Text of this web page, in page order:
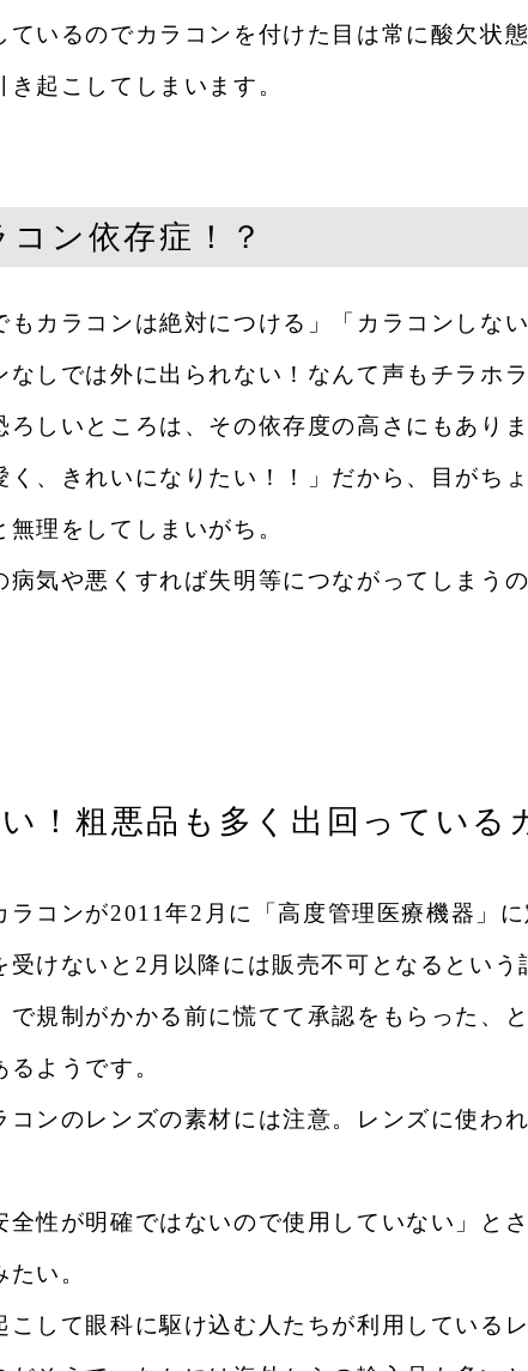
ているのでカラコンを付けた目は常に酸欠状
き起こしてしまいます。
ン依存症！？
もカラコンは絶対につける」「カラコンしな
なしでは外に出られない！なんて声もチラホラ
ろしいところは、その依存度の高さにもありま
く、きれいになりたい！！」だから、目がち
無理をしてしまいがち。
病気や悪くすれば失明等につながってしまう
！粗悪品も多く出回っている
ラコンが2011年2月に「高度管理医療機器」に
受けないと2月以降には販売不可となるとい
で規制がかかる前に慌てて承認をもらった、
ようです。
コンのレンズの素材には注意。レンズに使わ
全性が明確ではないので使用していない」と
い。
こして眼科に駆け込む人たちが利用している